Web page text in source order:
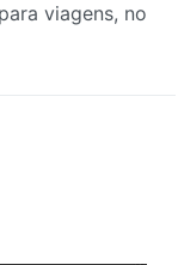
viagens, no